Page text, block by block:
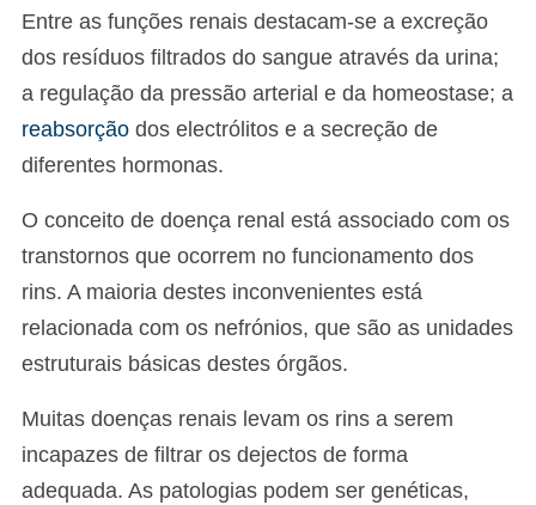
Entre as funções renais destacam-se a excreção
dos resíduos filtrados do sangue através da urina;
a regulação da pressão arterial e da homeostase; a
reabsorção dos electrólitos e a secreção de
diferentes hormonas.
O conceito de doença renal está associado com os
transtornos que ocorrem no funcionamento dos
rins. A maioria destes inconvenientes está
relacionada com os nefrónios, que são as unidades
estruturais básicas destes órgãos.
Muitas doenças renais levam os rins a serem
incapazes de filtrar os dejectos de forma
adequada. As patologias podem ser genéticas,